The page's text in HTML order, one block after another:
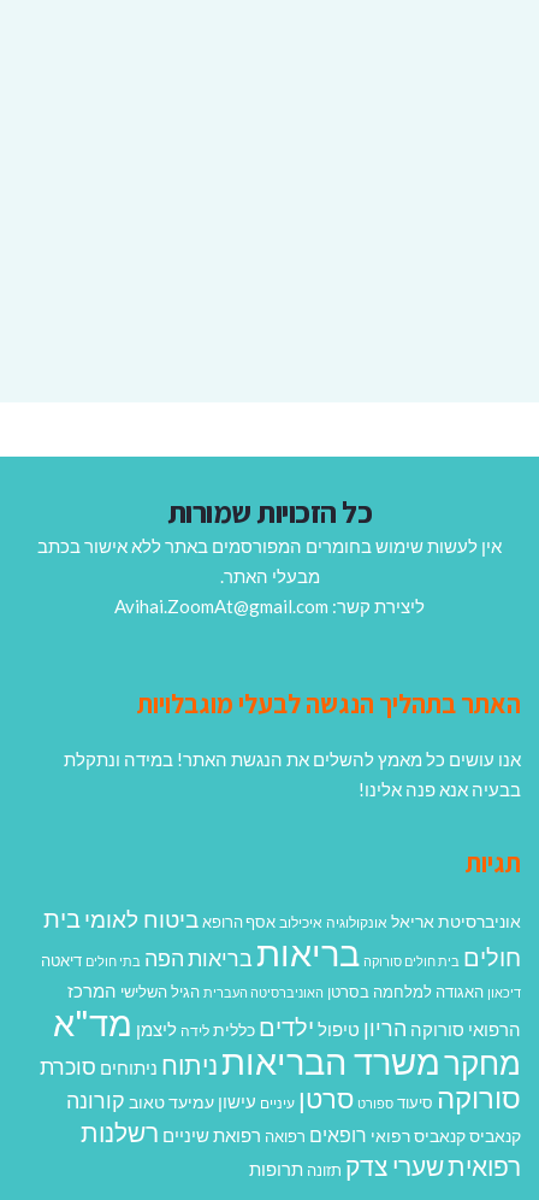
כל הזכויות שמורות
אין לעשות שימוש בחומרים המפורסמים באתר ללא אישור בכתב
מבעלי האתר.
ליצירת קשר: Avihai.ZoomAt@gmail.com
האתר בתהליך הנגשה לבעלי מוגבלויות
אנו עושים כל מאמץ להשלים את הנגשת האתר! במידה ונתקלת
בבעיה אנא פנה אלינו!
תגיות
אוניברסיטת אריאל אונקולוגיה איכילוב אסף הרופא ביטוח לאומי בית
חולים בית חולים סורוקה בריאות בריאות הפה בתי חולים דיאטה
דיכאון האגודה למלחמה בסרטן האוניברסיטה העברית הגיל השלישי המרכז
הרפואי סורוקה הריון טיפול ילדים כללית לידה ליצמן מד"א
מחקרמשרד הבריאות ניתוח ניתוחים סוכרת
סורוקה סיעוד ספורט סרטן עיניים עישון עמיעד טאוב קורונה
קנאביסקנאביס רפואי רופאים רפואה רפואת שיניים רשלנות
רפואיתשערי צדק תזונה תרופות